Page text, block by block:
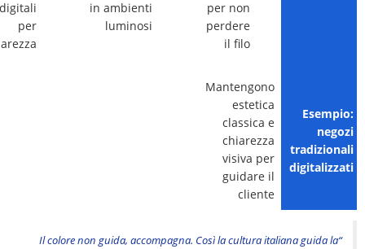
per non
perdere
il filo
in ambienti
luminosi
digitali
per
Esempio:
negozi
tradizionali
digitalizzati
Mantengono
estetica
classica e
chiarezza
visiva per
guidare il
cliente
“Il colore non guida, accompagna. Così la cultura italiana guida la